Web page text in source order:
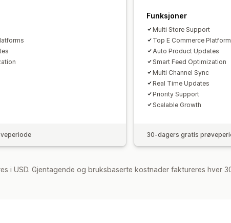
Funksjoner
Multi Store Support
Top E Commerce
Auto Product Updates
Smart Feed Optimization
Multi Channel Sync
Real Time Updates
Priority Support
Scalable Growth
30-dagers gratis
i USD. Gjentagende og bruksbaserte kostnader faktureres hver